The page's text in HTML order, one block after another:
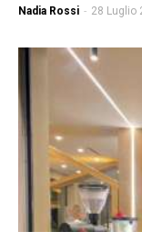
Nadia Rossi - 28 Luglio